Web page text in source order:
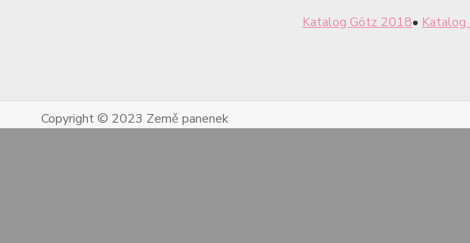
Katalog Götz 2018•
Copyright © 2023 Země panenek